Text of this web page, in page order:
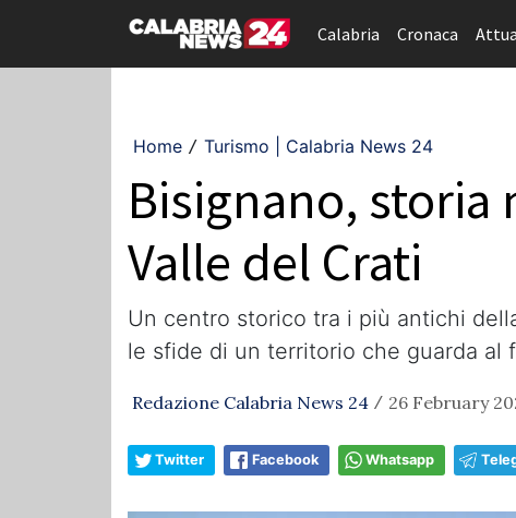
Calabria Cronaca
Home / Turismo | Calabria News 24
Bisignano,
Valle del Crati
Un centro storico tra i più antichi
le sfide di un territorio che guarda al
Redazione Calabria News 24 / 26 February
Twitter Facebook Whatsapp